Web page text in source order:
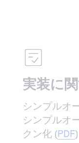
実装に
シンプルオ
シンプルオ
クン化 (PDF)